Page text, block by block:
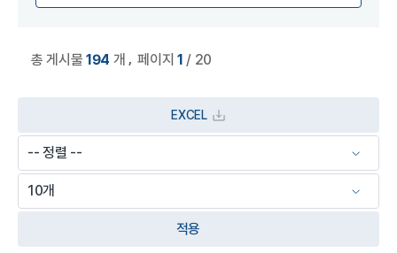
총 게시물194 개 ,페이지 1 / 20
EXCEL
적용